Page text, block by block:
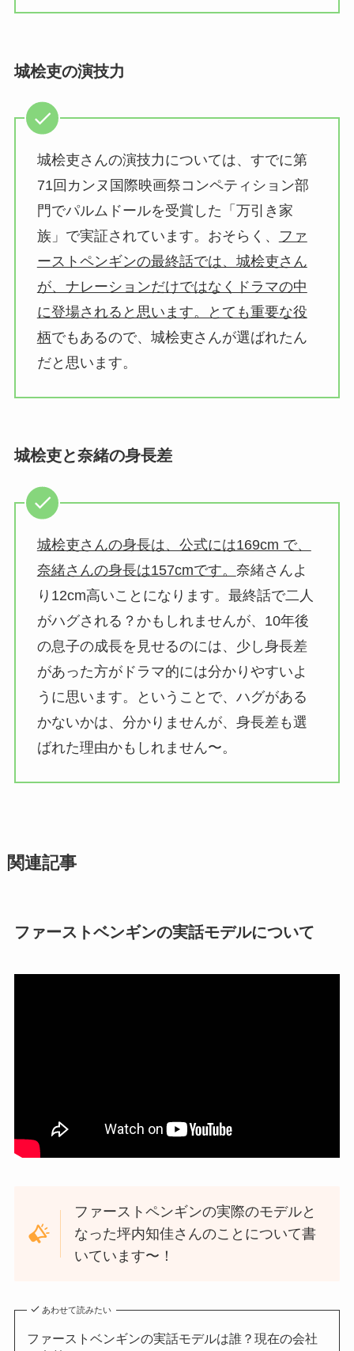
城桧吏の演技力
城桧吏さんの演技力については、すでに第
71回カンヌ国際映画祭コンペティション部
門でパルムドールを受賞した「万引き家
族」で実証されています。おそらく、
ファ
ーストペンギンの最終話では、城桧吏さん
が、ナレーションだけではなくドラマの中
に登場されると思います。とても重要な役
柄でもあるので、城桧吏さんが選ばれたん
だと思います。
城桧吏と奈緒の身長差
城桧吏さんの身長は、公式には169cm で、
奈緒さんの身長は157cmです。 奈緒さんよ
り12cm高いことになります。最終話で二人
がハグされる？かもしれませんが、10年後
の息子の成長を見せるのには、少し身長差
があった方がドラマ的には分かりやすいよ
うに思います。ということで、ハグがある
かないかは、分かりませんが、身長差も選
ばれた理由かもしれません〜。
関連記事
ファーストベンギンの実話モデルについて
ファーストペンギンの実際のモデルと
なった坪内知佳さんのことについて書
いています〜！
あわせて読みたい
ファーストベンギンの実話モデルは誰？現在の会社